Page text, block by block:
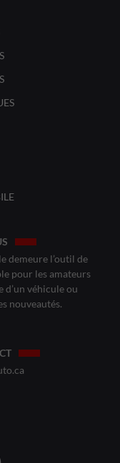
demeure l’outil de
pour les amateurs
d’un véhicule ou
nouveautés.